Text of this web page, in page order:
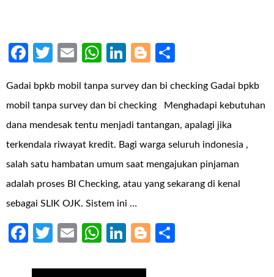
Facebook
Twitter
EmailWhatsApp
LinkedIn
Blogger
Gadai bpkb mobil tanpa survey dan bi checking Gadai bpkb
mobil tanpa survey dan bi checking Menghadapi kebutuhan
dana mendesak tentu menjadi tantangan, apalagi jika
terkendala riwayat kredit. Bagi warga seluruh indonesia ,
salah satu hambatan umum saat mengajukan pinjaman
adalah proses BI Checking, atau yang sekarang di kenal
sebagai SLIK OJK. Sistem ini …
Facebook
Twitter
EmailWhatsApp
LinkedIn
Blogger